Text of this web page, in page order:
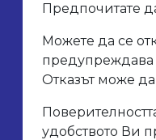
Предпочитате
Можете да се
предупреждава
Отказът може
удобството Ви